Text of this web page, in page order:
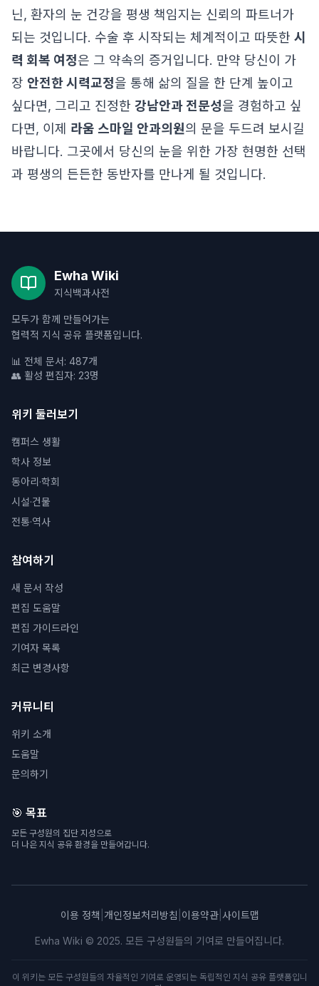
닌, 환자의 눈 건강을 평생 책임지는 신뢰의 파트너가
되는 것입니다. 수술 후 시작되는 체계적이고 따뜻한 시
력 회복 여정은 그 약속의 증거입니다. 만약 당신이 가
장 안전한 시력교정을 통해 삶의 질을 한 단계 높이고
싶다면, 그리고 진정한 강남안과 전문성을 경험하고 싶
다면, 이제 라움 스마일 안과의원의 문을 두드려 보시길
바랍니다. 그곳에서 당신의 눈을 위한 가장 현명한 선택
과 평생의 든든한 동반자를 만나게 될 것입니다.
Ewha Wiki
지식백과사전
모두가 함께 만들어가는
협력적 지식 공유 플랫폼입니다.
📊 전체 문서: 487개
👥 활성 편집자: 23명
위키 둘러보기
캠퍼스 생활
학사 정보
동아리·학회
시설·건물
전통·역사
참여하기
새 문서 작성
편집 도움말
편집 가이드라인
기여자 목록
최근 변경사항
커뮤니티
위키 소개
도움말
문의하기
🎯 목표
모든 구성원의 집단 지성으로
더 나은 지식 공유 환경을 만들어갑니다.
이용 정책 개인정보처리방침 이용약관| 사이트맵
Ewha Wiki © 2025. 모든 구성원들의 기여로 만들어집니다.
이 위키는 모든 구성원들의 자율적인 기여로 운영되는 독립적인 지식 공유 플랫폼입니